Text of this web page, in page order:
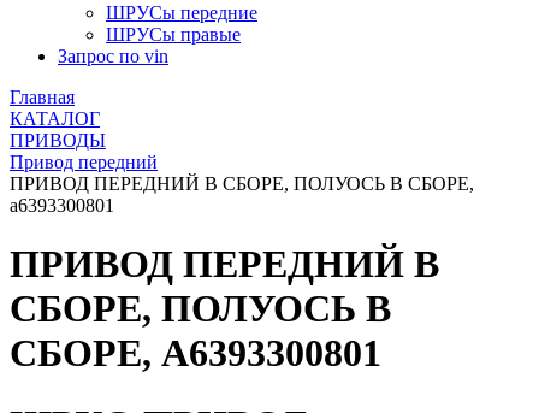
ШРУСы передние
ШРУСы правые
Запрос по vin
Главная
КАТАЛОГ
ПРИВОДЫ
Привод передний
ПРИВОД ПЕРЕДНИЙ В СБОРЕ, ПОЛУОСЬ В СБОРЕ,
a6393300801
ПРИВОД ПЕРЕДНИЙ В
СБОРЕ, ПОЛУОСЬ В
СБОРЕ, A6393300801